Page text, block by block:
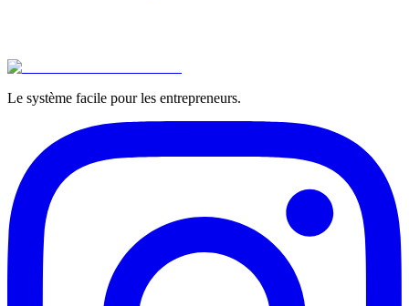
Le système facile pour les entrepreneurs.